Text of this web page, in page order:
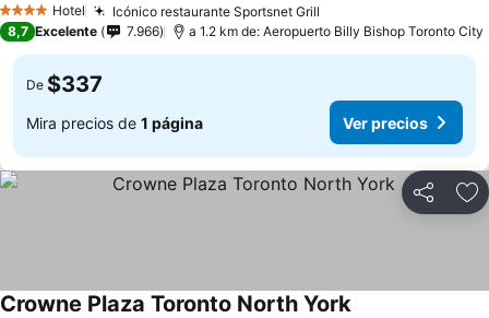
4 EstrellasHotel Icónico restaurante Sportsnet Grill
8,7 Excelente 7.966 a 1.2 km de: Aeropuerto Billy Bishop Toronto City
De $337
Mira precios de 1 página Ver precios
Compartir
Crowne Plaza Toronto North York